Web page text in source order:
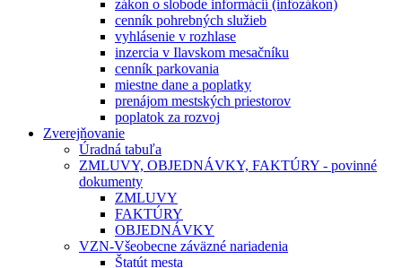
zákon o slobode informácií (infozákon)
cenník pohrebných služieb
vyhlásenie v rozhlase
inzercia v Ilavskom mesačníku
cenník parkovania
miestne dane a poplatky
prenájom mestských priestorov
poplatok za rozvoj
Zverejňovanie
Úradná tabuľa
ZMLUVY, OBJEDNÁVKY, FAKTÚRY - povinné
dokumenty
ZMLUVY
FAKTÚRY
OBJEDNÁVKY
VZN-Všeobecne záväzné nariadenia
Štatút mesta